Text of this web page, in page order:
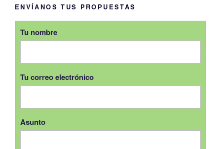
ENVÍANOS TUS PROPUESTAS
Tu nombre
Tu correo electrónico
Asunto